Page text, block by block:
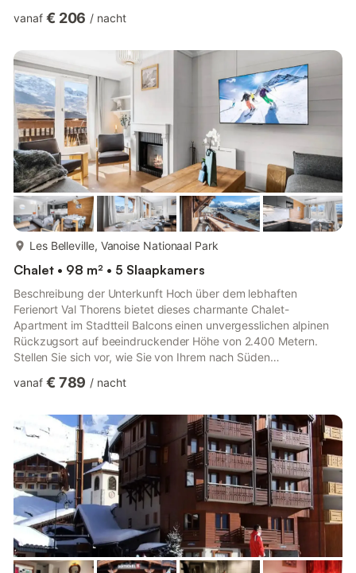
Balkon aus die Aussicht genießen oder die Pisten nur wenige
eine Auszeit in der majestätischen Natur an. Ein kostenloser
Shuttle-Service bringt Sie bequem ins nur fünf Gehminu...
vanaf € 206 / nacht
Les Belleville, Vanoise Nationaal Park
Chalet • 98 m² • 5 Slaapkamers
Beschreibung der Unterkunft Hoch über dem lebhaften
Ferienort Val Thorens bietet dieses charmante Chalet-
Apartment im Stadtteil Balcons einen unvergesslichen alpinen
Rückzugsort auf beeindruckender Höhe von 2.400 Metern.
Stellen Sie sich vor, wie Sie von Ihrem nach Süden
Panoramablick auf die Berge aufwachen, die klare Bergluft und
für Ihren Tag bilden. Die Unterkunft ist ideal für Skifahrer und
bietet direkten Zugang zur Piste von der Garage aus – so sind
Sie immer nur wenige Schri...
vanaf € 789 / nacht